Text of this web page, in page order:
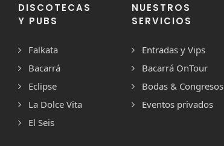
DISCOTECAS
Y PUBS
Falkata
Bacarrá
Eclipse
La Dolce Vita
El Seis
NUESTROS
SERVICIOS
Entradas y Vips
Bacarrá OnTour
Bodas & Congresos
Eventos privados